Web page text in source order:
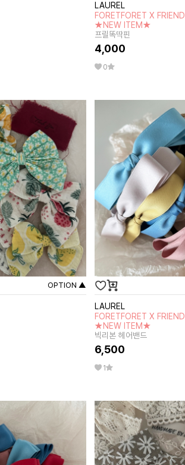
LAUREL
FORETFORET X FRIEND
★NEW ITEM★
프릴똑딱핀
4,000
0
OPTION ▲
LAUREL
FORETFORET X FRIEND
★NEW ITEM★
빅리본 헤어밴드
6,500
1